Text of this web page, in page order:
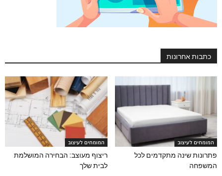
כתבות אחרונות
המומחים לעיצוב
פתרונות שינה מתקדמים לכל
המשפחה
המומחים לעיצוב
ריצוף מעוצב: הבחירה המושלמת
לבית שלך